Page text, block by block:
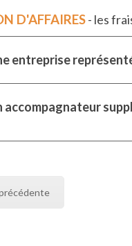
D'AFFAIRES- les
entreprise
accompagnateur